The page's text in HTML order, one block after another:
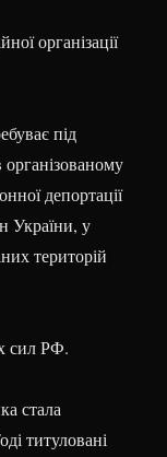
організації
під
депортації
України, у
територій
сил РФ.
стала
титуловані